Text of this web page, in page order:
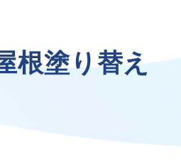
ビス 採用情報
根塗り替え